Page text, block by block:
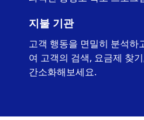
지불 기관
고객 행동을 면밀히 분석하
여 고객의 검색, 요금제 찾
간소화해보세요.